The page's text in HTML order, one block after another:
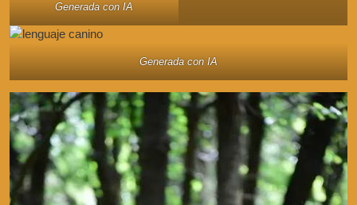
Generada con IA
Generada con IA